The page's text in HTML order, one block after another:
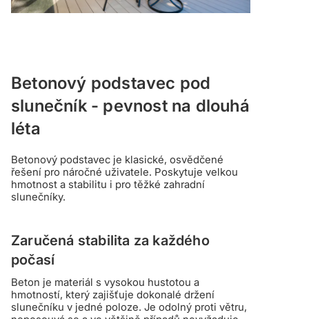
Betonový podstavec pod
slunečník - pevnost na dlouhá
léta
Betonový podstavec je klasické, osvědčené
řešení pro náročné uživatele. Poskytuje velkou
hmotnost a stabilitu i pro těžké zahradní
slunečníky.
Zaručená stabilita za každého
počasí
Beton je materiál s vysokou hustotou a
hmotností, který zajišťuje dokonalé držení
slunečníku v jedné poloze. Je odolný proti větru,